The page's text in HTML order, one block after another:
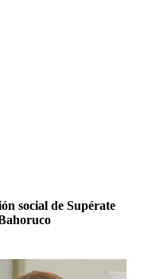
social de Supérate